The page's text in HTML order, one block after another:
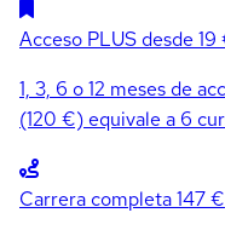
Acceso PLUS desde 19
1, 3, 6 o 12 meses de
(120 €) equivale a 6
Carrera completa147 €